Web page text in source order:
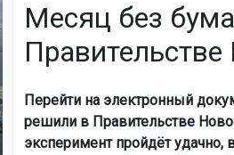
Месяц без
Перейти на электронный
решили в Правительстве
эксперимент пройдёт удачно,